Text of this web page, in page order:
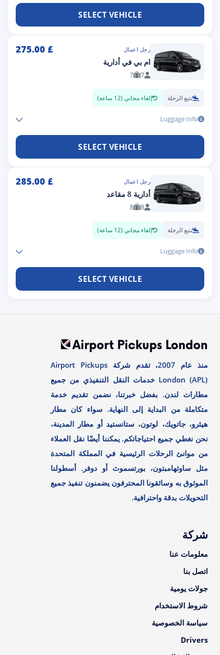
SELECT VEHICLE
رجل اعمال £
275.00
ام بي في أدارية
7
7
تتبع الرحلة إلغاء مجاني (12 ساعة)
Luggage Info
SELECT VEHICLE
رجل اعمال £
285.00
أدارية 8 مقاعد
8
8
تتبع الرحلة إلغاء مجاني (12 ساعة)
Luggage Info
SELECT VEHICLE
منذ عام 2007، تقدم شركة Airport Pickups
London (APL) خدمات النقل التنفيذي من جميع
مطارات لندن. بفضل خبرتنا، نضمن تقديم خدمة
متكاملة من البداية إلى النهاية. سواء كان مطار
هيثرو، جاتويك، لوتون، ستانستيد أو مطار المدينة،
نحن نغطي جميع احتياجاتكم. يمكننا أيضًا نقل العملاء
من موانئ الرحلات الرئيسية في المملكة المتحدة
مثل ساوثهامبتون، بورتسموث أو دوفر. أسطولنا
الموثوق به وسائقونا المحترفون يضمنون تنفيذ جميع
التحويلات بدقة واحترافية.
شركة
معلومات عنا
اتصل بنا
جولات يومية
شروط الاستخدام
سياسة الخصوصية
Drivers